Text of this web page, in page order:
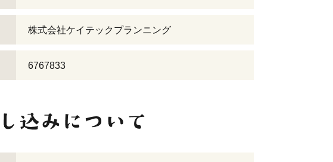
株式会社ケイテックプランニング
6767833